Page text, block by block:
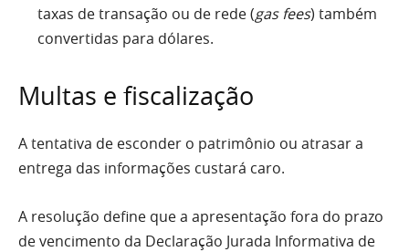
taxas de transação ou de rede (gas fees) também
convertidas para dólares.
Multas e fiscalização
A tentativa de esconder o patrimônio ou atrasar a
entrega das informações custará caro.
A resolução define que a apresentação fora do prazo
de vencimento da Declaração Jurada Informativa de